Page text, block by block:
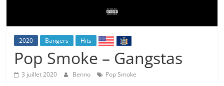
2020 Bangers Hits
Pop Smoke – Gangstas
3 juillet 2020 Benno Pop Smoke